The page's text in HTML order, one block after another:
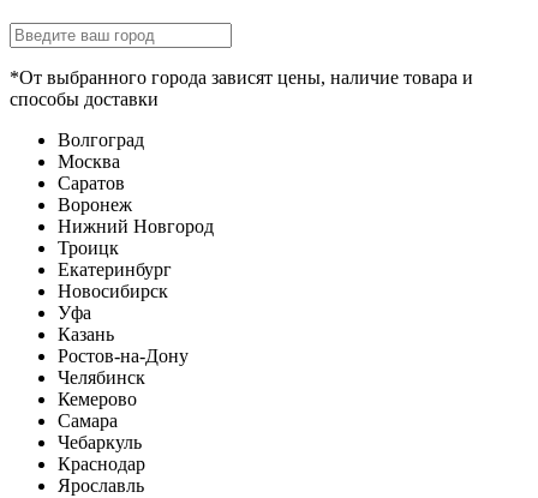
*От выбранного города зависят цены, наличие товара и
способы доставки
Волгоград
Москва
Саратов
Воронеж
Нижний Новгород
Троицк
Екатеринбург
Новосибирск
Уфа
Казань
Ростов-на-Дону
Челябинск
Кемерово
Самара
Чебаркуль
Краснодар
Ярославль